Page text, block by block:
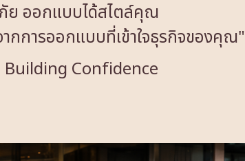
ย ออกแบบได้สไตล์คุณ
กการออกแบบที่เข้าใจธุรกิจของคุณ"
Building Confidence